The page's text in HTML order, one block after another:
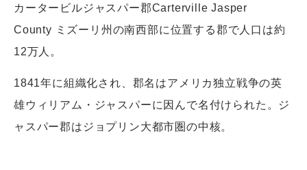
カータービルジャスパー郡Carterville Jasper
County ミズーリ州の南西部に位置する郡で人口は約
12万人。
1841年に組織化され、郡名はアメリカ独立戦争の英
雄ウィリアム・ジャスパーに因んで名付けられた。ジ
ャスパー郡はジョプリン大都市圏の中核。